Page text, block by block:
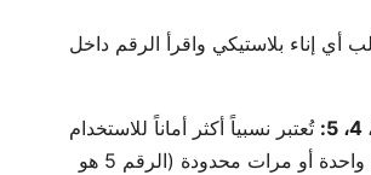
أي إناء بلاستيكي واقرأ الرقم داخل
تُعتبر نسبياً أكثر أماناً للاستخدام
البارد لمرة واحدة أو مرات محدودة (الرقم 5 هو